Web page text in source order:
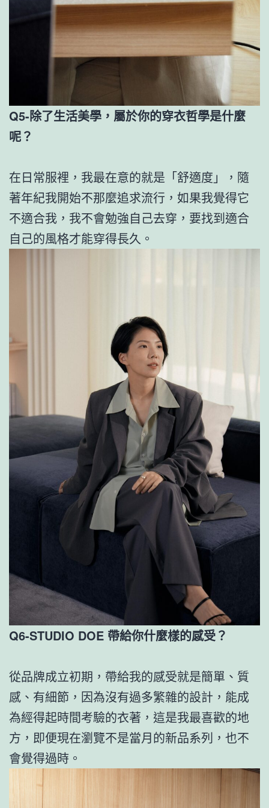
Q5-除了生活美學，屬於你的穿衣哲學是什麼
呢？
在日常服裡，我最在意的就是「舒適度」，隨
著年紀我開始不那麼追求流行，如果我覺得它
不適合我，我不會勉強自己去穿，要找到適合
自己的風格才能穿得長久。
Q6-STUDIO DOE 帶給你什麼樣的感受？
從品牌成立初期，帶給我的感受就是簡單、質
感、有細節，因為沒有過多繁雜的設計，能成
為經得起時間考驗的衣著，這是我最喜歡的地
方，即便現在瀏覽不是當月的新品系列，也不
會覺得過時。